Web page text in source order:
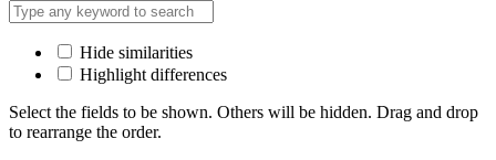
Hide similarities
Highlight differences
Select the fields to be shown. Others will be hidden. Drag and drop
to rearrange the order.